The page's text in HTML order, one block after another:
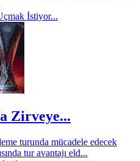
İstiyor...
Zirveye...
turunda mücadele edecek
tur avantajı eld...